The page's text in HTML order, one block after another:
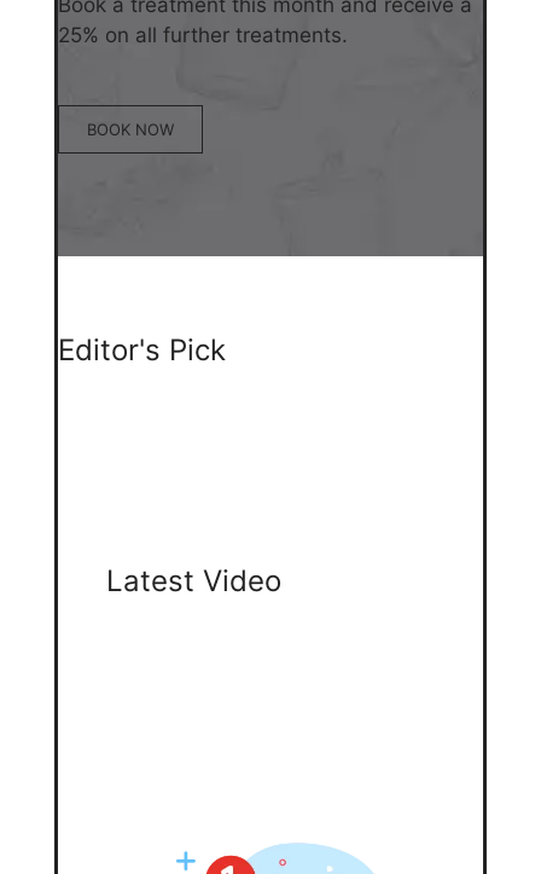
25% on all further treatments.
BOOK NOW
Editor's Pick
Latest Video